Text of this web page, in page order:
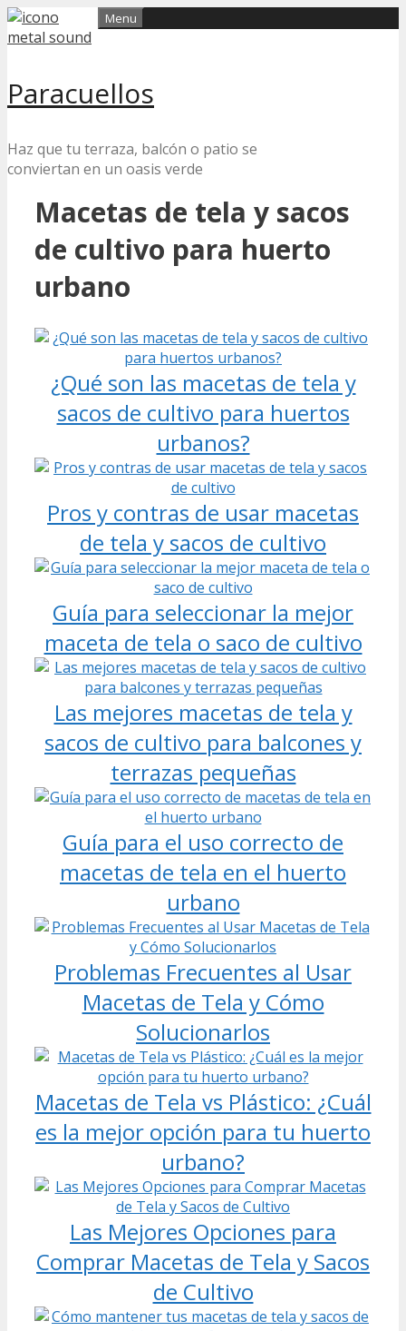
Skip
to
Paracuellos
Haz que tu terraza, balcón o patio se
conviertan en un oasis verde
Menu
Macetas de tela y sacos
de cultivo para huerto
urbano
¿Qué son las macetas de tela y
sacos de cultivo para huertos
urbanos?
Pros y contras de usar macetas
de tela y sacos de cultivo
Guía para seleccionar la mejor
maceta de tela o saco de cultivo
Las mejores macetas de tela y
sacos de cultivo para balcones y
terrazas pequeñas
Guía para el uso correcto de
macetas de tela en el huerto
urbano
Problemas Frecuentes al Usar
Macetas de Tela y Cómo
Solucionarlos
Macetas de Tela vs Plástico: ¿Cuál
es la mejor opción para tu huerto
urbano?
Las Mejores Opciones para
Comprar Macetas de Tela y Sacos
de Cultivo